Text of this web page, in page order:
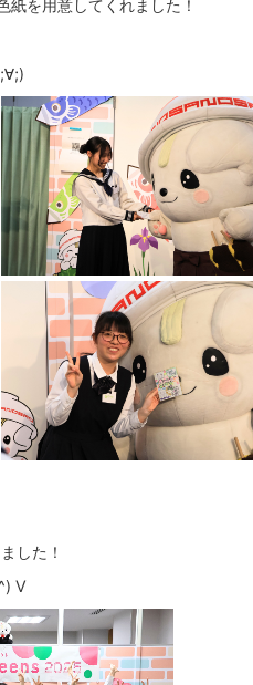
を用意してくれました！
した！
V